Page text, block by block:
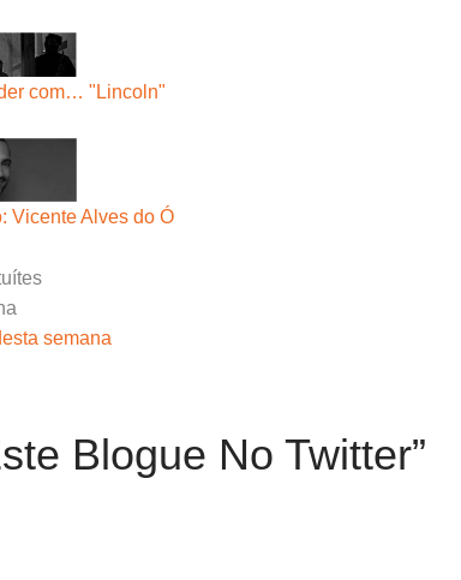
com… "Lincoln"
Vicente Alves do Ó
semana
Blogue No Twitter”